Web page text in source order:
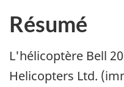
Résumé
L'hélicoptère Bell
Helicopters Ltd.